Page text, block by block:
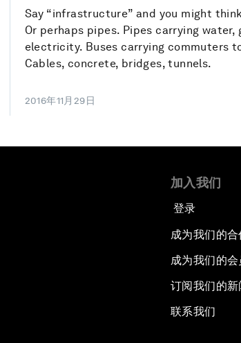
Say “infrastructure” and you might
Or perhaps pipes. Pipes carrying water,
electricity. Buses carrying commuters
Cables, concrete, bridges, tunnels.
2016年11月29日
加入我们
登录
成为我们的
成为我们的会
订阅我们的新
联系我们